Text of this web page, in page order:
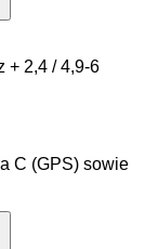
+ 2,4 / 4,9-6
C (GPS) sowie